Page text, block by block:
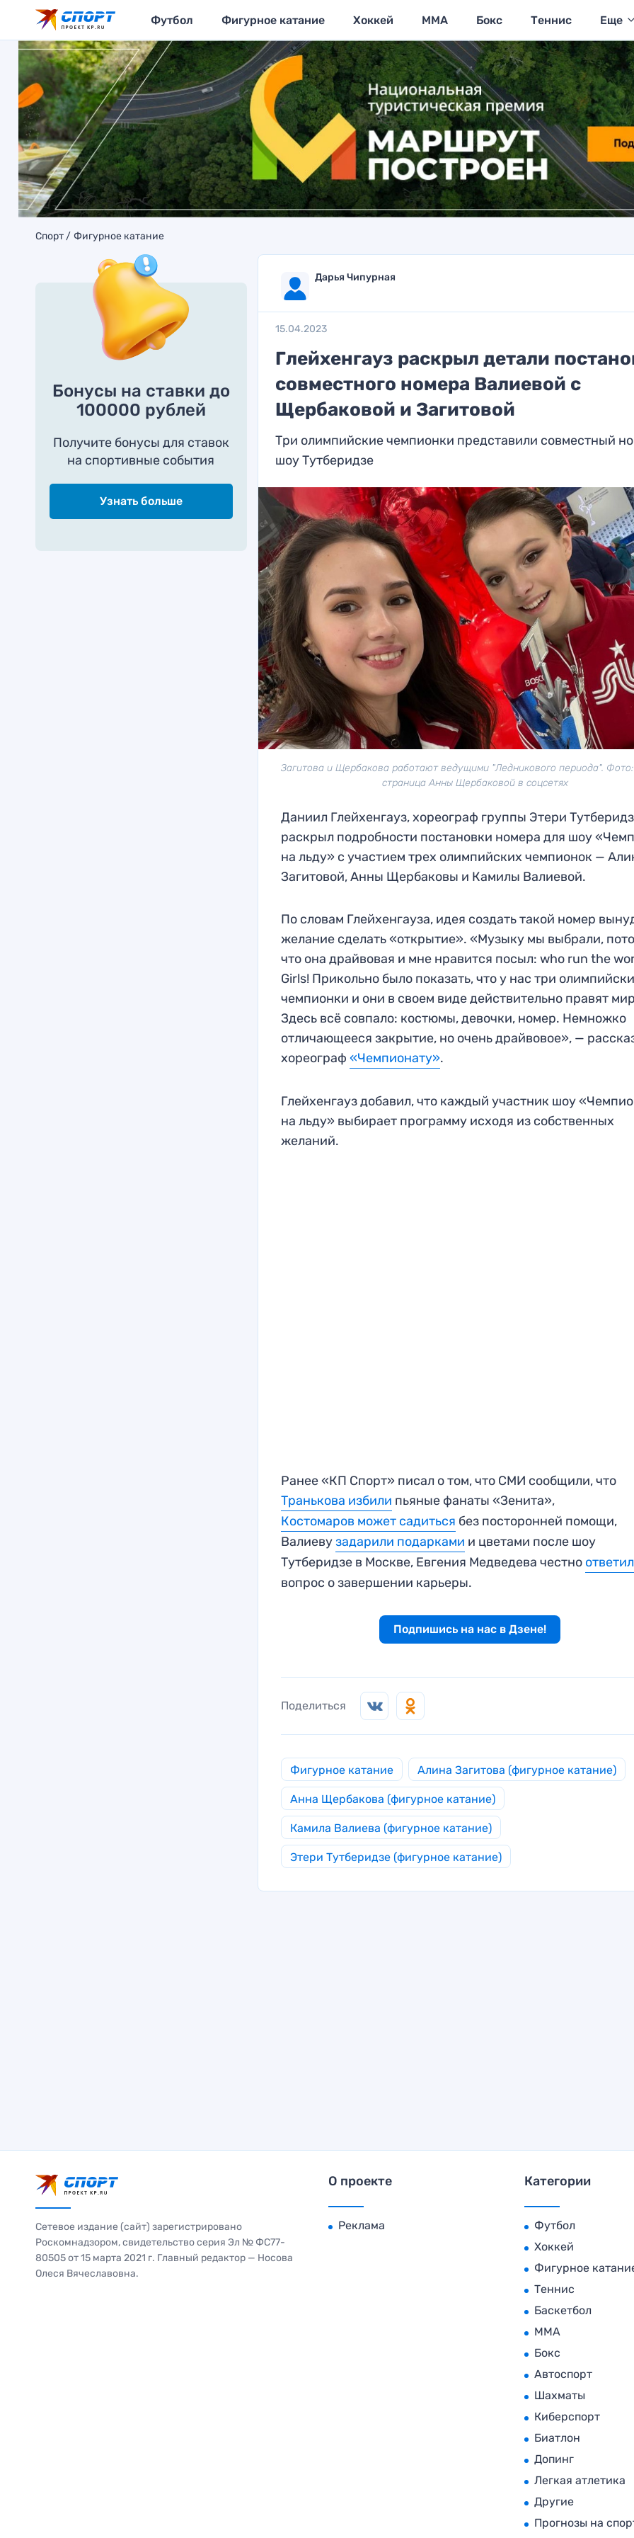
Футбол Фигурное катание Хоккей MMA Бокс Теннис Еще
Спорт Фигурное катание
Бонусы на ставки до
100000 рублей
Получите бонусы для ставок
на спортивные события
Узнать больше
Дарья Чипурная
15.04.2023
Глейхенгауз раскрыл детали
совместного номера Валиевой с
Щербаковой и Загитовой
Три олимпийские чемпионки представили совместный
шоу Тутберидзе
Загитова и Щербакова работают ведущими "Ледникового периода".
страница Анны Щербаковой в соцсетях
Даниил Глейхенгауз, хореограф группы Этери
раскрыл подробности постановки номера для шоу
на льду» с участием трех олимпийских чемпионок —
Загитовой, Анны Щербаковы и Камилы Валиевой.
По словам Глейхенгауза, идея создать такой номер
желание сделать «открытие». «Музыку мы выбрали,
что она драйвовая и мне нравится посыл: who run the
Girls! Прикольно было показать, что у нас три
чемпионки и они в своем виде действительно правят
Здесь всё совпало: костюмы, девочки, номер. Немножко
отличающееся закрытие, но очень драйвовое», —
хореограф«Чемпионату».
Глейхенгауз добавил, что каждый участник шоу
на льду» выбирает программу исходя из собственных
желаний.
Ранее «КП Спорт» писал о том, что СМИ сообщили, что
Транькова избили пьяные фанаты «Зенита»,
Костомаров может садиться без посторонней помощи,
Валиевузадарили подарками и цветами после шоу
Тутберидзе в Москве, Евгения Медведева честно
вопрос о завершении карьеры.
Подпишись на нас в Дзене!
Поделиться
Фигурное катание Алина Загитова (фигурное катание)
Анна Щербакова (фигурное катание)
Камила Валиева (фигурное катание)
Этери Тутберидзе (фигурное катание)
Сетевое издание (сайт) зарегистрировано
Роскомнадзором, свидетельство серия Эл № ФС77-
80505 от 15 марта 2021 г. Главный редактор — Носова
Олеся Вячеславовна.
О проекте
Реклама
Категории
Футбол
Хоккей
Фигурное
Теннис
Баскетбол
MMA
Бокс
Автоспорт
Шахматы
Киберспорт
Биатлон
Допинг
Легкая атлетика
Другие
Прогнозы на